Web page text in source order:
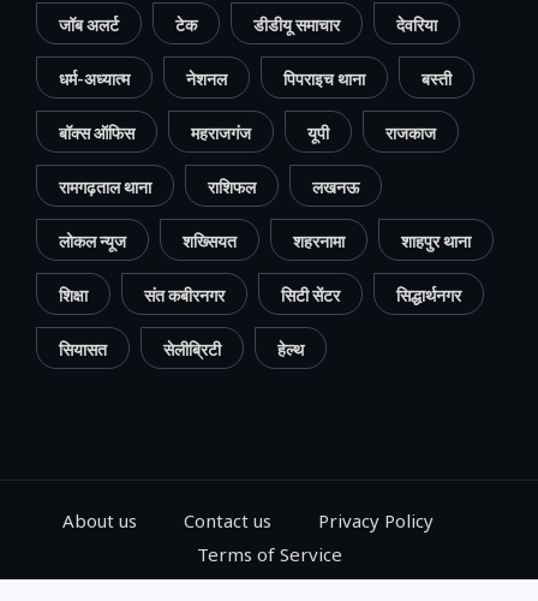
जॉब अलर्ट टेक डीडीयू समाचार देवरिया
धर्म-अध्यात्म नेशनल पिपराइच थाना बस्ती
बॉक्स ऑफिस महराजगंज यूपी राजकाज
रामगढ़ताल थाना राशिफल लखनऊ
लोकल न्यूज शख्सियत शहरनामा शाहपुर थाना
शिक्षा संत कबीरनगर सिटी सेंटर सिद्धार्थनगर
सियासत सेलीब्रिटी हेल्थ
About us Contact us
Privacy Policy
Terms of Service